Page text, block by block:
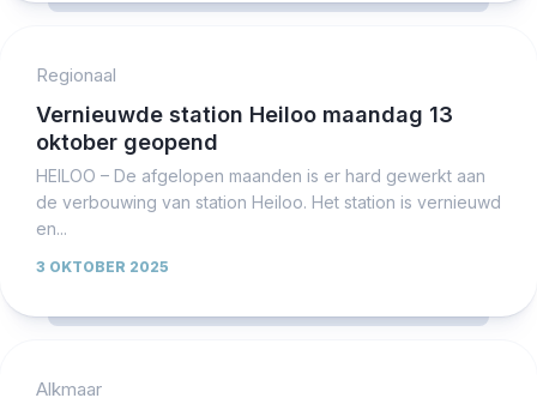
Regionaal
Vernieuwde station Heiloo maandag 13
oktober geopend
HEILOO – De afgelopen maanden is er hard gewerkt aan
de verbouwing van station Heiloo. Het station is vernieuwd
en...
3 OKTOBER 2025
Alkmaar